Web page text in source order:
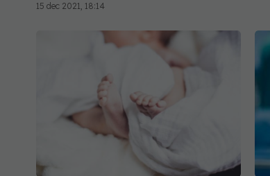
15 dec 2021, 18:14